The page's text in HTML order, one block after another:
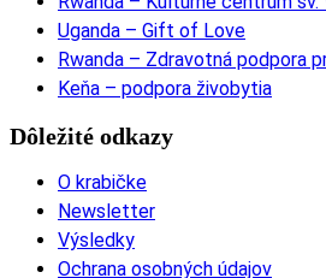
Uganda – Gift of Love
Rwanda – Zdravotná podpora
Keňa – podpora živobytia
Dôležité odkazy
O krabičke
Newsletter
Výsledky
Ochrana osobných údajov